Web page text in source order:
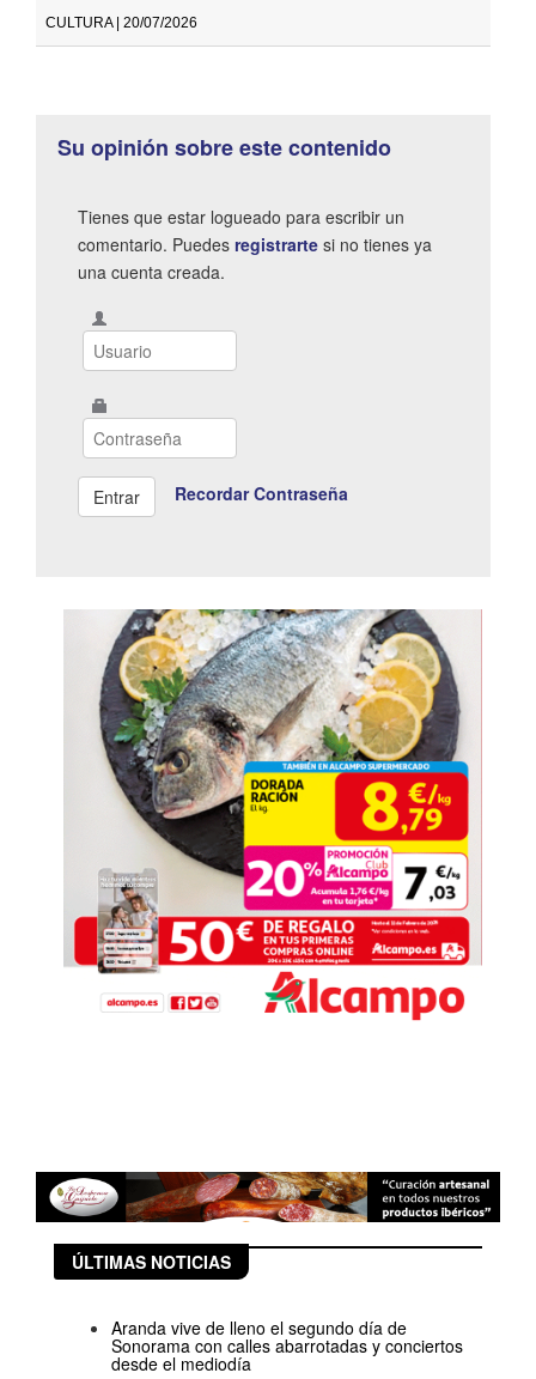
CULTURA | 20/07/2026
Su opinión sobre este contenido
Tienes que estar logueado para escribir un
comentario. Puedes registrarte si no tienes ya
una cuenta creada.
Recordar Contraseña
ÚLTIMAS NOTICIAS
Aranda vive de lleno el segundo día de
Sonorama con calles abarrotadas y conciertos
desde el mediodía